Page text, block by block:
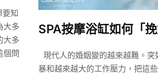
要知
大多
大多
個問
SPA按摩浴缸如何「
現代人的婚姻變的越來越難。突
暴和越來越大的工作壓力，把這